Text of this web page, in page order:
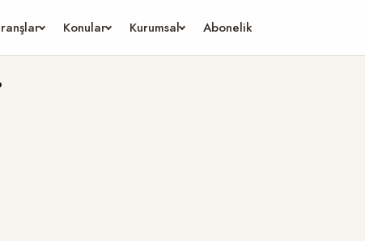
Konular Kurumsal Abonelik